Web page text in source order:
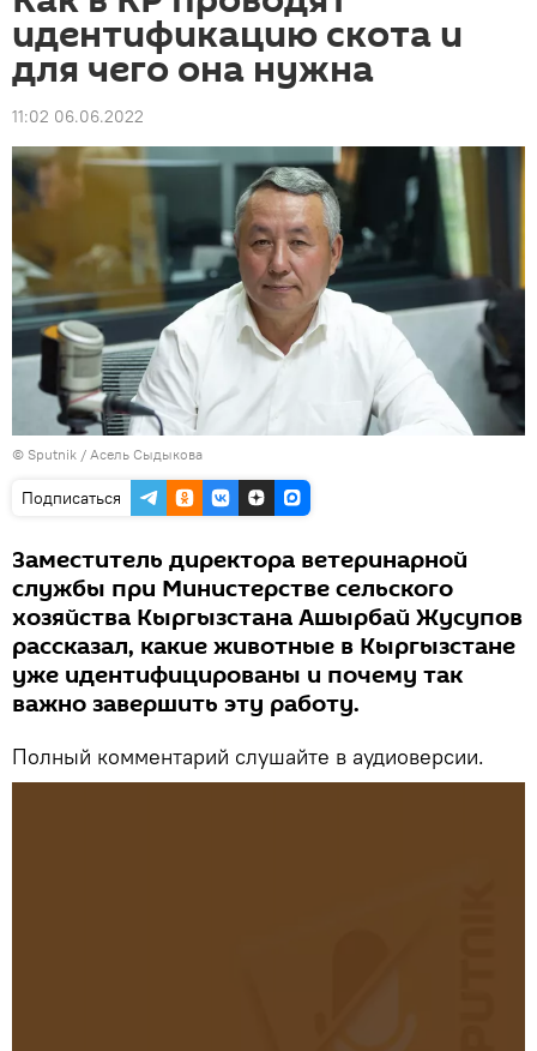
идентификацию скота и
для чего она нужна
11:02 06.06.2022
© Sputnik / Асель Сыдыкова
Подписаться
Заместитель директора ветеринарной
службы при Министерстве сельского
хозяйства Кыргызстана Ашырбай Жусупов
рассказал, какие животные в Кыргызстане
уже идентифицированы и почему так
важно завершить эту работу.
Полный комментарий слушайте в аудиоверсии.